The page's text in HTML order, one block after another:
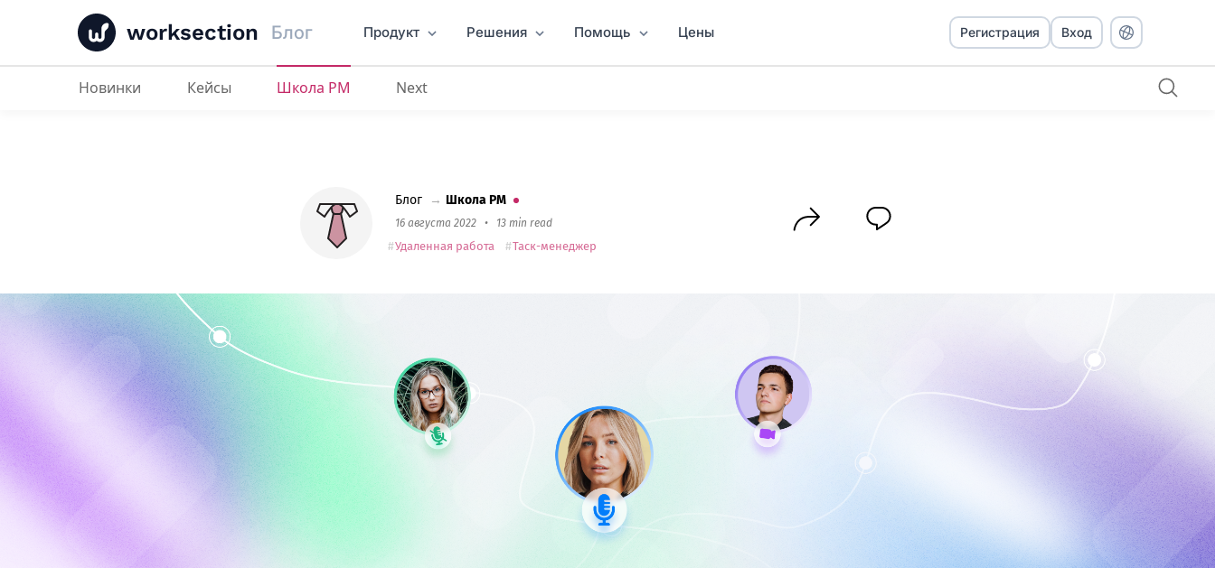
worksection Блог Продукт Решения Помощь Цены
Организация работы удаленных команд
Регистрация Вход
Новинки Кейсы Школа PM Next
Блог → Школа PM
16 августа 2022 • 13 min read
Удаленная работа Таск-менеджер